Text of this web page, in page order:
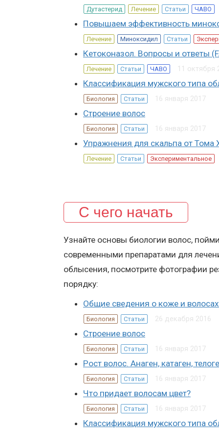
Дутастерид Лечение Статьи ЧАВО
Повышаем эффективность
Лечение Миноксидил Статьи
Кетоконазол. Вопросы и ответы
Лечение Статьи ЧАВО 11 октября
Классификация мужского типа
Биология Статьи 16 января 2017
Строение волос
Биология Статьи 16 января 2017
Упражнения для скальпа от Тома
Лечение Статьи Экспериментальное
С чего начать
Узнайте основы биологии волос,
современными препаратами для
облысения, посмотрите фотографии
порядку:
Общие сведения о коже и волосах
Биология Статьи 26 декабря 2016
Строение волос
Биология Статьи 16 января 2017
Рост волос. Анаген, катаген,
Биология Статьи 16 января 2017
Что придает волосам цвет?
Биология Статьи 16 января 2017
Классификация мужского типа